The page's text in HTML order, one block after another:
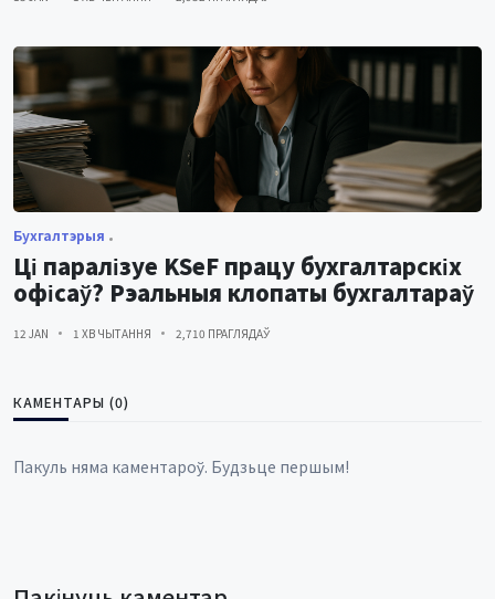
Бухгалтэрыя
Ці паралізуе KSeF працу бухгалтарскіх
офісаў? Рэальныя клопаты бухгалтараў
12 JAN 1 ХВ ЧЫТАННЯ 2,710 ПРАГЛЯДАЎ
КАМЕНТАРЫ (0)
Пакуль няма каментароў. Будзьце першым!